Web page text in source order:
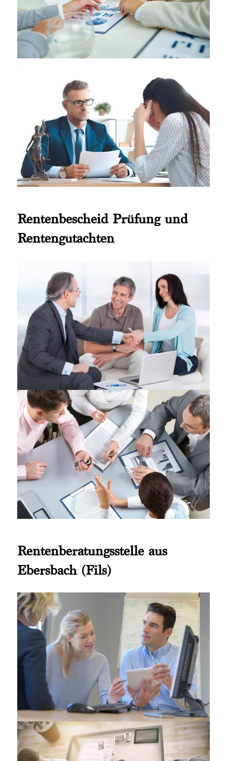
Rentenbescheid Prüfung und
Rentengutachten
Rentenberatungsstelle aus
Ebersbach (Fils)